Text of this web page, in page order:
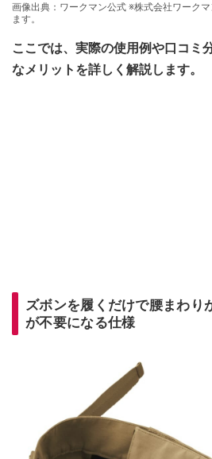
画像出典：ワークマン公式 ※株式会社ワーク
ます。
ここでは、実際の使用例や口コミ
なメリットを詳しく解説します。
ズボンを履くだけで腰まわり
が不要になる仕様